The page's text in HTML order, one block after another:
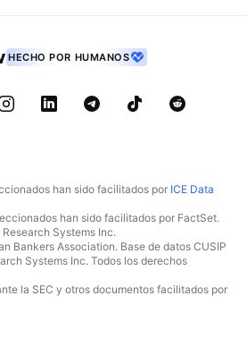
HECHO POR HUMANOS
han sido facilitados por ICE Data
han sido facilitados por FactSet.
Systems Inc.
Bankers Association. Base de datos CUSIP
Systems Inc. Todos los derechos
la SEC y otros documentos facilitados por